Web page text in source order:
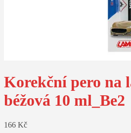
Korekční pero na
béžová 10 ml_Be2
166 Kč